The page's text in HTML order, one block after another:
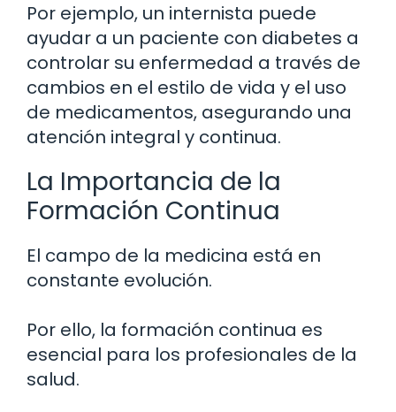
Por ejemplo, un internista puede
ayudar a un paciente con diabetes a
controlar su enfermedad a través de
cambios en el estilo de vida y el uso
de medicamentos, asegurando una
atención integral y continua.
La Importancia de la
Formación Continua
El campo de la medicina está en
constante evolución.
Por ello, la formación continua es
esencial para los profesionales de la
salud.